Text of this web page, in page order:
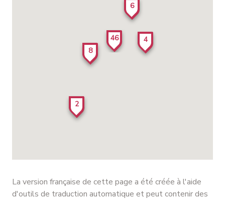
6
46
4
8
2
La version française de cette page a été créée à l'aide
d'outils de traduction automatique et peut contenir des